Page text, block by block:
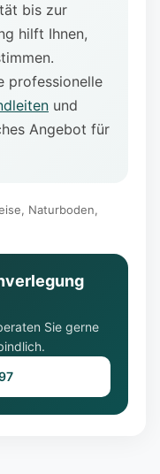
bis zur
hilft Ihnen,
professionelle
und
Angebot für
Naturboden,
Sie gerne